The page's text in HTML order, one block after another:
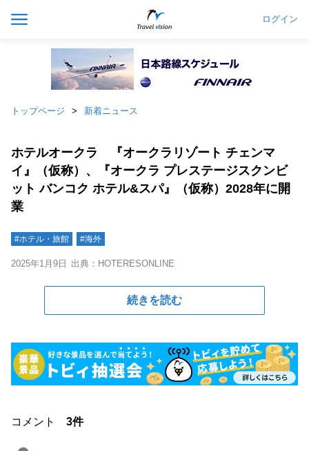
ログイン
トップページ 新着ニュース
ホテルオークラ 『オークラリゾート チェンマ
イ』（仮称）、『オークラ プレステージスクンビ
ット バンコク ホテル&スパ』（仮称）2028年に開
業
#ホテル・旅館 #海外
2025年1月9日 出典：HOTERESONLINE
続きを読む
コメント 3件